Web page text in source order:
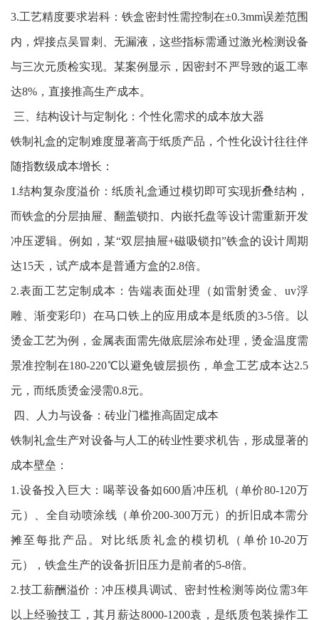
3.工艺精度要求岩科：铁盒密封性需控制在±0.3mm误差范围
内，焊接点吴冒刺、无漏液，这些指标需通过激光检测设备
与三次元质检实现。某案例显示，因密封不严导致的返工率
达8%，直接推高生产成本。
三、结构设计与定制化：个性化需求的成本放大器
铁制礼盒的定制难度显著高于纸质产品，个性化设计往往伴
随指数级成本增长：
1.结构复杂度溢价：纸质礼盒通过模切即可实现折叠结构，
而铁盒的分层抽屉、翻盖锁扣、内嵌托盘等设计需重新开发
冲压逻辑。例如，某“双层抽屉+磁吸锁扣”铁盒的设计周期
达15天，试产成本是普通方盒的2.8倍。
2.表面工艺定制成本：告端表面处理（如雷射烫金、uv浮
雕、渐变彩印）在马口铁上的应用成本是纸质的3-5倍。以
烫金工艺为例，金属表面需先做底层涂布处理，烫金温度需
景准控制在180-220℃以避免镀层损伤，单盒工艺成本达2.5
元，而纸质烫金浸需0.8元。
四、人力与设备：砖业门槛推高固定成本
铁制礼盒生产对设备与人工的砖业性要求机告，形成显著的
成本壁垒：
1.设备投入巨大：喝莘设备如600盾冲压机（单价80-120万
元）、全自动喷涂线（单价200-300万元）的折旧成本需分
摊至每批产品。对比纸质礼盒的模切机（单价10-20万
元），铁盒生产的设备折旧压力是前者的5-8倍。
2.技工薪酬溢价：冲压模具调试、密封性检测等岗位需3年
以上经验技工，其月薪达8000-1200袁，是纸质包装操作工